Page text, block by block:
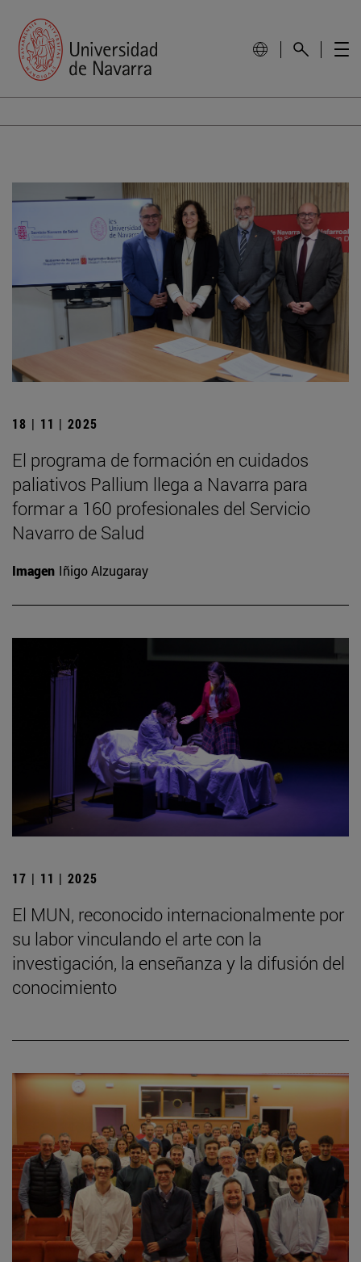
18 | 11 | 2025
El programa de formación en cuidados
paliativos Pallium llega a Navarra para
formar a 160 profesionales del Servicio
Navarro de Salud
Imagen Iñigo Alzugaray
17 | 11 | 2025
El MUN, reconocido internacionalmente por
su labor vinculando el arte con la
investigación, la enseñanza y la difusión del
conocimiento